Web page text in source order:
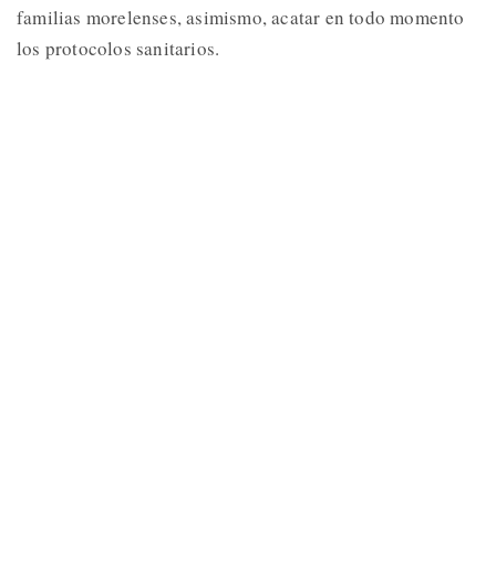
familias morelenses, asimismo, acatar en todo momento
los protocolos sanitarios.